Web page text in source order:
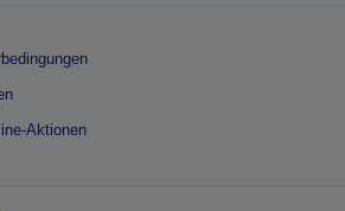
Aktionen